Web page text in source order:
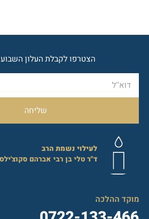
הצטרפו לקבלת העלון
שליחה
לעילוי נשמת הרב
ד"רטלי בן רבי אברהם סקוצ'ילס
מוקד ההלכה